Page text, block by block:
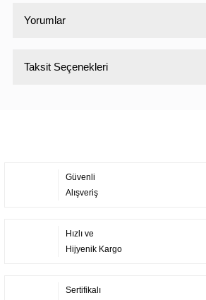
Yorumlar
Taksit Seçenekleri
Güvenli
Alışveriş
Hızlı ve
Hijyenik Kargo
Sertifikalı